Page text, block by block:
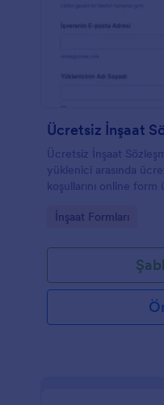
Ücretsiz İnşaat
Ücretsiz İnşaat
yüklenici arasında
koşullarını online
Go to Category:
İnşaat Formları